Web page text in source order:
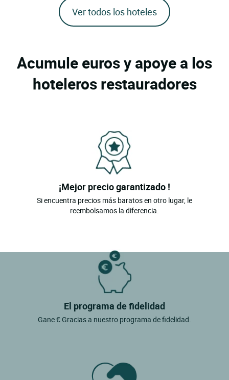
Ver todos los hoteles
Acumule euros y apoye a los
hoteleros restauradores
¡Mejor precio garantizado !
Si encuentra precios más baratos en otro lugar, le
reembolsamos la diferencia.
El programa de fidelidad
Gane € Gracias a nuestro programa de fidelidad.